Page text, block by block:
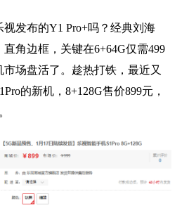
发布的Y1 Pro+吗？经典刘海
角边框，关键在6+64G仅需499
场盘活了。趁热打铁，最近又
的新机，8+128G售价899元，